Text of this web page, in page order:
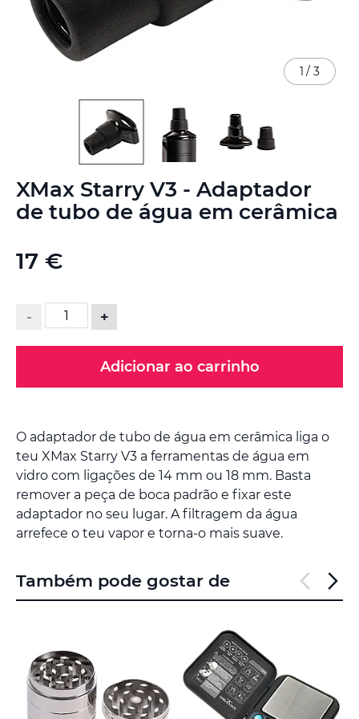
XMax Starry V3 - Adaptador
de tubo de água em cerâmica
17 €
- +
Adicionar ao carrinho
O adaptador de tubo de água em cerâmica liga o
teu XMax Starry V3 a ferramentas de água em
vidro com ligações de 14 mm ou 18 mm. Basta
remover a peça de boca padrão e fixar este
adaptador no seu lugar. A filtragem da água
arrefece o teu vapor e torna-o mais suave.
1 / 3
para
o
início
Galeria
de
Também pode gostar de